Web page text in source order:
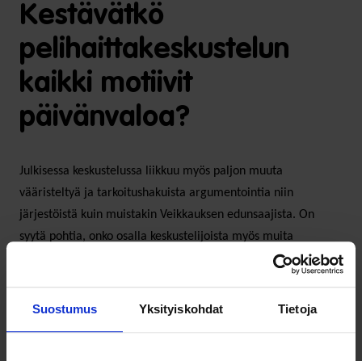
Suostumus Yksityiskohdat Tietoja
Kestävätkö
pelihaittakeskustelun
kaikki motiivit
päivänvaloa?
Julkisessa keskustelussa liikkuu myös paljon muuta
vääristeltyä ja tarkoitushakuista argumentointia niin
järjestöistä kuin muistakin Veikkauksen edunsaajista. On
syytä pohtia, onko osalla keskustelijoista myös muita
intressejä kuin vilpitön huoli pelihaitoista. Markkinoiden
tuottoa yhteiskunnalta yksityisiin taskuihin. Yksi näistä